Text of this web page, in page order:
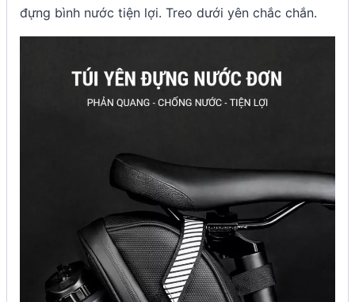
đựng bình nước tiện lợi. Treo dưới yên chắc chắn.